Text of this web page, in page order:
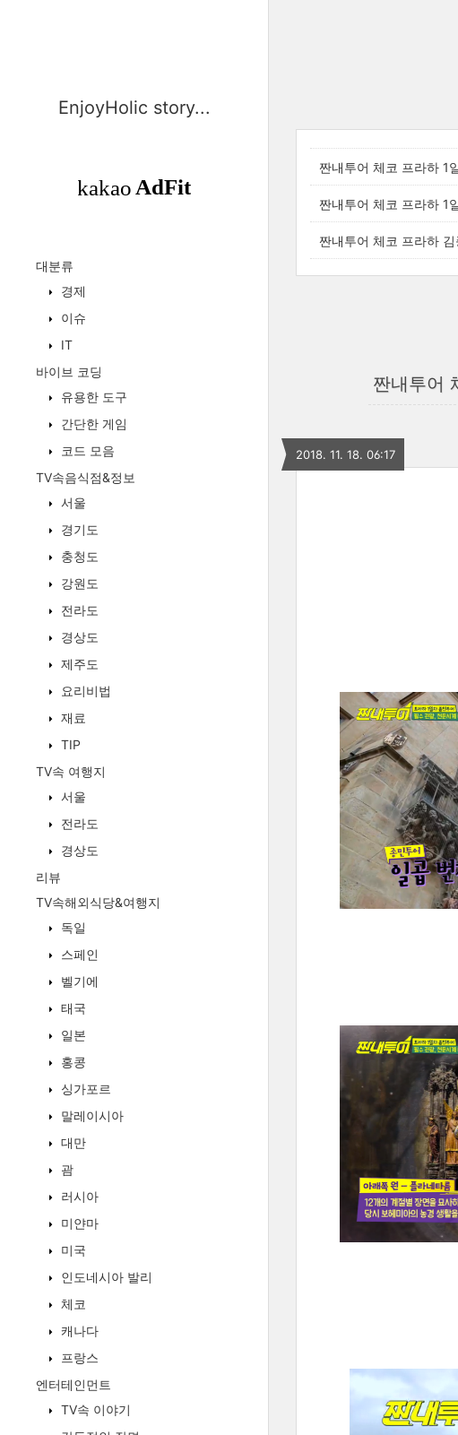
EnjoyHolic story...
대분류
경제
이슈
IT
바이브 코딩
유용한 도구
간단한 게임
코드 모음
TV속음식점&정보
서울
경기도
충청도
강원도
전라도
경상도
제주도
요리비법
재료
TIP
TV속 여행지
서울
전라도
경상도
리뷰
TV속해외식당&여행지
독일
스페인
벨기에
태국
일본
홍콩
싱가포르
말레이시아
대만
괌
러시아
미얀마
미국
인도네시아 발리
체코
캐나다
프랑스
엔터테인먼트
TV속 이야기
짠내투어 체코 프라하 1
짠내투어 체코 프라하 1
짠내투어 체코 프라하
짠내투어
2018. 11. 18. 06:17